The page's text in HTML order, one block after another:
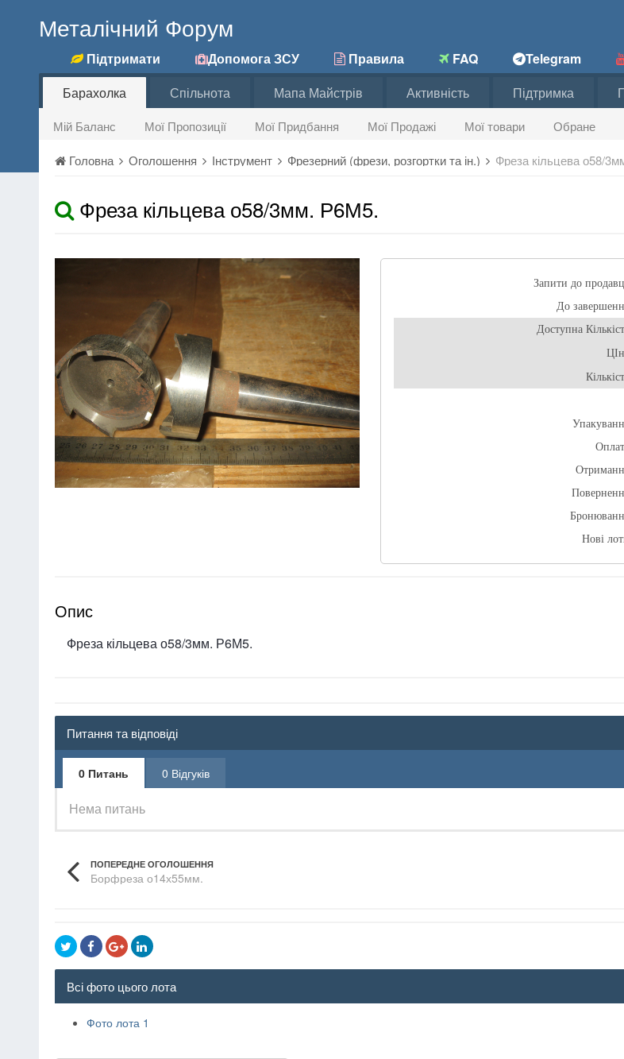
Металічний Форум
Підтримати Допомога ЗСУ Правила FAQ Telegram
Барахолка
Мій Баланс Мої Пропозиції Мої Придбання Мої Продажі Мої товари Обране
Спільнота Мапа Майстрів Активність Підтримка
Головна Оголошення Інструмент Фрезерний (фрези, розгортки та ін.) Фреза кільцева о58/
Фреза кільцева о58/3мм. Р6М5.
Запити до
До
Доступна
Нові
Опис
Фреза кільцева о58/3мм. Р6М5.
Питання та відповіді
0 Питань 0 Відгуків
Нема питань
ПОПЕРЕДНЕ ОГОЛОШЕННЯ
Борфреза о14х55мм.
Всі фото цього лота
Фото лота 1